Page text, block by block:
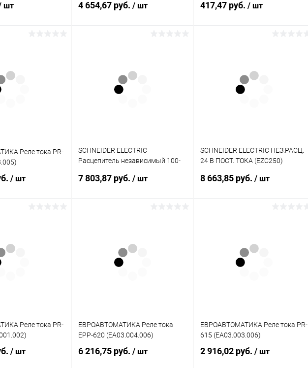
шт 4 654,67 руб. / шт
Купить в 1 клик
В избранное
(RXZE2M114M)
417,47 руб. / шт
Купить в 1 клик
В избранное
Реле тока PR-
/ шт
SCHNEIDER ELECTRIC
Расцепитель независимый 100-
7 803,87 руб. / шт
Купить в 1 клик
В избранное
SCHNEIDER ELECTRIC НЕЗ.РАСЦ.
24 В ПОСТ. ТОКА (EZC250)
8 663,85 руб. / шт
Купить в 1 клик
В избранное
Реле тока PR-
/ шт
ЕВРОАВТОМАТИКА Реле тока
EPP-620 (EA03.004.006)
6 216,75 руб. / шт
ЕВРОАВТОМАТИКА Реле тока PR-
615 (EA03.003.006)
2 916,02 руб. / шт